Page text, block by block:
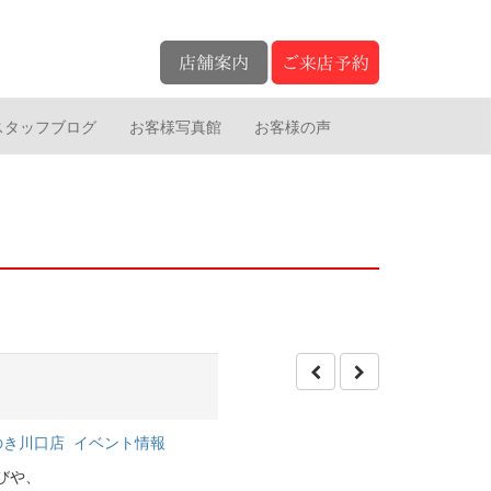
タッフブログ お客様写真館 お客様の声
川口店 イベント情報
、